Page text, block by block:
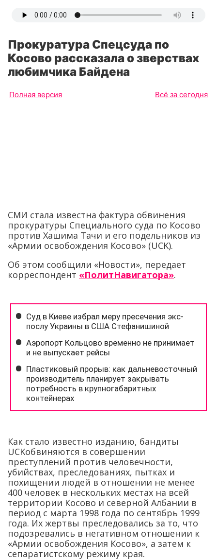
Прокуратура Спецсуда по
Косово рассказала о зверствах
любимчика Байдена
Полная версия Всё за сегодня
СМИ стала известна фактура обвинения
прокуратуры Специального суда по Косово
против Хашима Тачи и его подельников из
«Армии освобождения Косово» (UCK).
Об этом сообщили «Новости», передает
корреспондент «ПолитНавигатора».
Как стало известно изданию, бандиты
UCKобвиняются в совершении
преступлений против человечности,
убийствах, преследованиях, пытках и
похищении людей в отношении не менее
400 человек в нескольких местах на всей
территории Косово и северной Албании в
период с марта 1998 года по сентябрь 1999
года. Их жертвы преследовались за то, что
подозревались в негативном отношении к
«Армии освобождения Косово», а затем к
сепаратистскому режиму края.